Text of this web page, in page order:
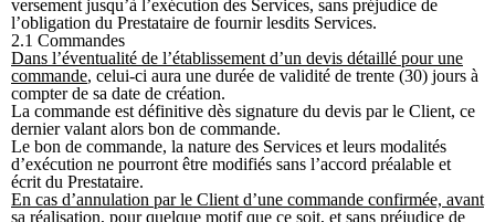
versement jusqu’à l’exécution des Services, sans préjudice de
l’obligation du Prestataire de fournir lesdits Services.
2.1 Commandes
Dans l’éventualité de l’établissement d’un devis détaillé pour une
commande, celui-ci aura une durée de validité de trente (30) jours à
compter de sa date de création.
La commande est définitive dès signature du devis par le Client, ce
dernier valant alors bon de commande.
Le bon de commande, la nature des Services et leurs modalités
d’exécution ne pourront être modifiés sans l’accord préalable et
écrit du Prestataire.
En cas d’annulation par le Client d’une commande confirmée, avant
sa réalisation, pour quelque motif que ce soit, et sans préjudice de